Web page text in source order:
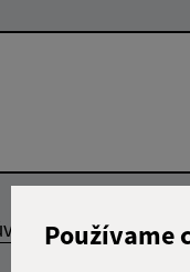
Používame
osobných